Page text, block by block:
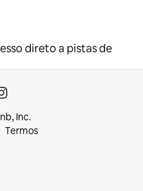
direto a pistas de
Inc.
Termos